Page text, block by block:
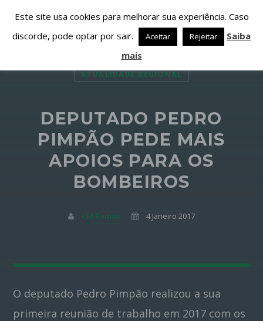
PESQUISAR NESTE WEBSITE:
PARTILHAR ESTA PÁGINA EM:
Twitter
Facebook
Pinterest
ATUALIDADE REGIONAL
DEPUTADO PEDRO
PIMPÃO PEDE MAIS
APOIOS PARA OS
BOMBEIROS
Cid Ramos 4 Janeiro 2017
O deputado Pedro Pimpão realizou a sua
primeira reunião de trabalho em 2017 com os
Este site usa cookies para melhorar sua experiência. Caso
discorde, pode optar por sair.
Aceitar Rejeitar
Saiba
mais